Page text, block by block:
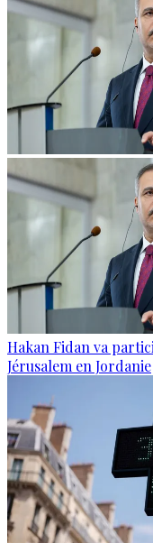
Hakan Fidan va
Jérusalem en Jordanie